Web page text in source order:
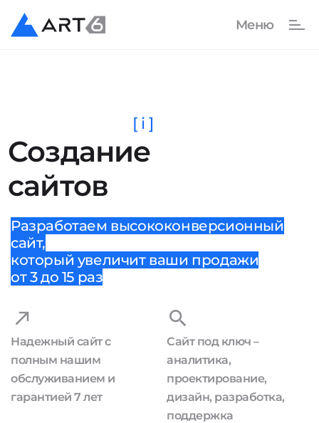
Создание
сайтов
[ i ]
Разработаем высококонверсионный
сайт,
который увеличит ваши продажи
от 3 до 15 раз
Надежный сайт с
полным нашим
обслуживанием и
гарантией 7 лет
Сайт под ключ –
аналитика,
проектирование,
дизайн, разработка,
поддержка